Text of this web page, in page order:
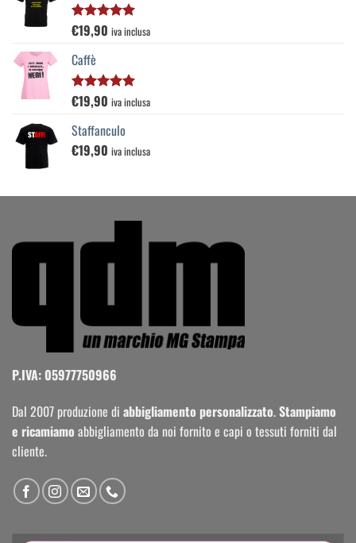
Valutato
5.00
€19,90 iva inclusa
Caffè
Valutato
5.00
€19,90 iva inclusa
Staffanculo
€19,90 iva inclusa
P.IVA: 05977750966
Dal 2007 produzione di abbigliamento personalizzato.Stampiamo
e ricamiamo abbigliamento da noi fornito e capi o tessuti forniti dal
cliente.